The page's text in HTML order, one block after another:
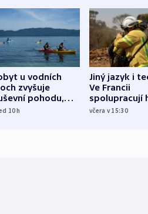
u vodních
zvyšuje
pohodu,
10h
Jiný jazyk i
Ve Francii
spolupracují
různých zemí
včera v 15:30